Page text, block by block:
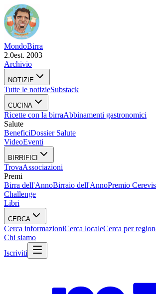
MondoBirra
2.0est. 2003
Archivio
NOTIZIE
Tutte le notizieSubstack
CUCINA
Ricette con la birraAbbinamenti gastronomici
Salute
BeneficiDossier Salute
VideoEventi
BIRRIFICI
TrovaAssociazioni
Premi
Birra dell'AnnoBirraio dell'AnnoPremio
Challenge
Libri
CERCA
Cerca informazioniCerca localeCerca per
Chi siamo
Iscriviti